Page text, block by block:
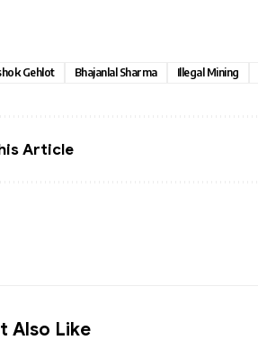
Gehlot Bhajanlal Sharma Illegal Mining
Article
Also Like